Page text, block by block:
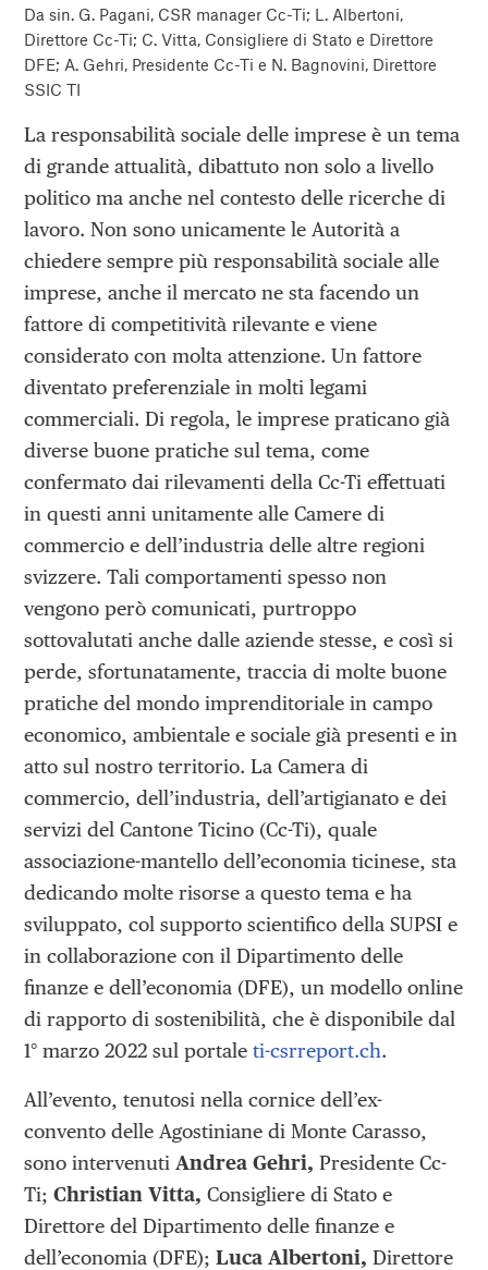
Da sin. G. Pagani, CSR manager Cc-Ti; L. Albertoni,
Direttore Cc-Ti; C. Vitta, Consigliere di Stato e Direttore
DFE; A. Gehri, Presidente Cc-Ti e N. Bagnovini, Direttore
SSIC TI
La responsabilità sociale delle imprese è un tema
di grande attualità, dibattuto non solo a livello
politico ma anche nel contesto delle ricerche di
lavoro. Non sono unicamente le Autorità a
chiedere sempre più responsabilità sociale alle
imprese, anche il mercato ne sta facendo un
fattore di competitività rilevante e viene
considerato con molta attenzione. Un fattore
diventato preferenziale in molti legami
commerciali. Di regola, le imprese praticano già
diverse buone pratiche sul tema, come
confermato dai rilevamenti della Cc-Ti effettuati
in questi anni unitamente alle Camere di
commercio e dell’industria delle altre regioni
svizzere. Tali comportamenti spesso non
vengono però comunicati, purtroppo
sottovalutati anche dalle aziende stesse, e così si
perde, sfortunatamente, traccia di molte buone
pratiche del mondo imprenditoriale in campo
economico, ambientale e sociale già presenti e in
atto sul nostro territorio. La Camera di
commercio, dell’industria, dell’artigianato e dei
servizi del Cantone Ticino (Cc-Ti), quale
associazione-mantello dell’economia ticinese, sta
dedicando molte risorse a questo tema e ha
sviluppato, col supporto scientifico della SUPSI e
in collaborazione con il Dipartimento delle
finanze e dell’economia (DFE), un modello online
di rapporto di sostenibilità, che è disponibile dal
1° marzo 2022 sul portaleti-csrreport.ch.
All’evento, tenutosi nella cornice dell’ex-
convento delle Agostiniane di Monte Carasso,
sono intervenuti Andrea Gehri,Presidente Cc-
Ti;Christian Vitta,Consigliere di Stato e
Direttore del Dipartimento delle finanze e
dell’economia (DFE);Luca Albertoni,Direttore